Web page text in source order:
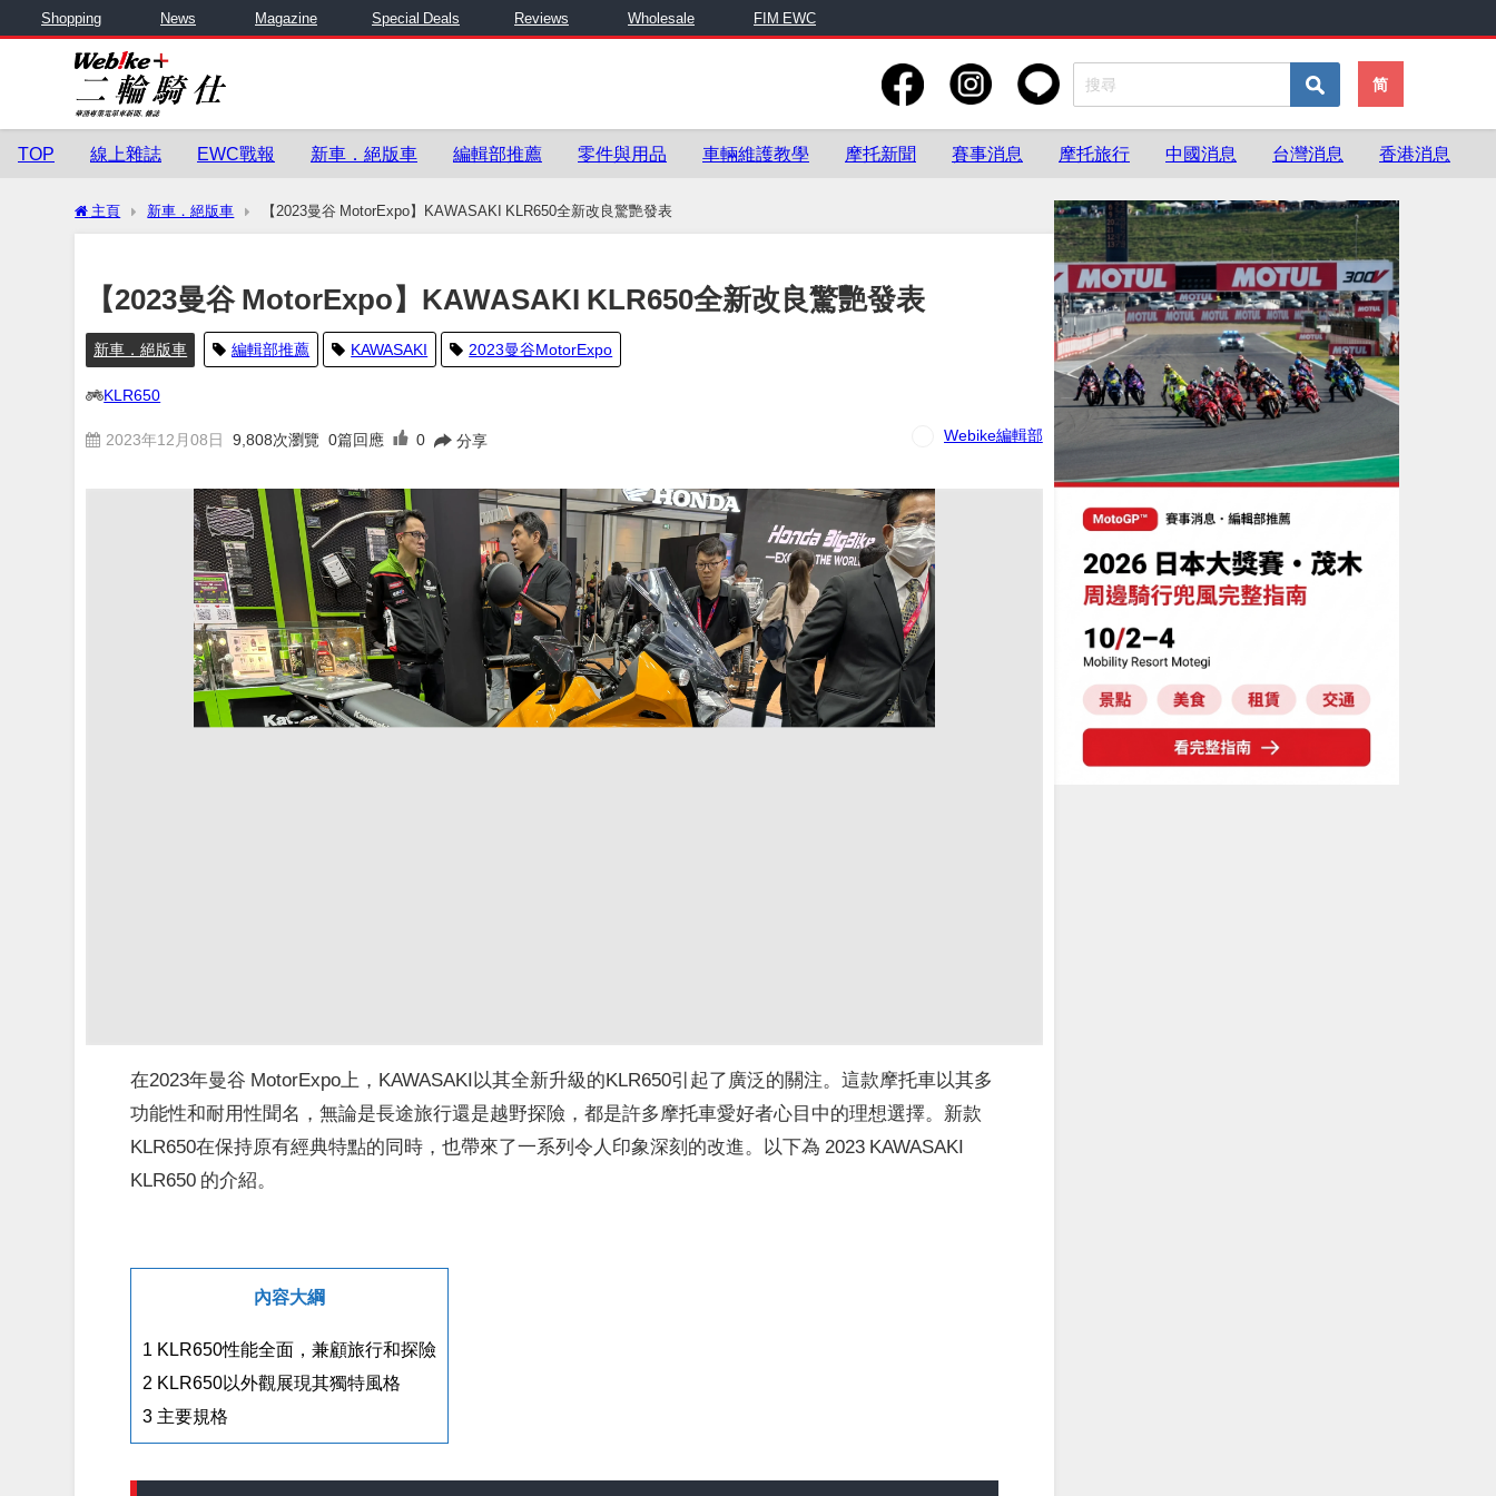
Shopping News Magazine Special Deals Reviews Wholesale FIM EWC
简
TOP 線上雜誌 EWC戰報 新車．絕版車 編輯部推薦 零件與用品 車輛維護教學 摩托新聞 賽事消息 摩托旅行 中國消息 台灣消息 香港消息
主頁 新車．絕版車 【2023曼谷 MotorExpo】KAWASAKI KLR650全新改良驚艷發表
【2023曼谷 MotorExpo】KAWASAKI KLR650全新改良驚艷發表
新車．絕版車 編輯部推薦 KAWASAKI 2023曼谷MotorExpo
KLR650
2023年12月08日 9,808次瀏覽 0篇回應 0 分享 Webike編輯部
在2023年曼谷 MotorExpo 上，KAWASAKI以其全新升級的KLR650引起了廣泛的關注。這款摩托車以其多
功能性和耐用性聞名，無論是長途旅行還是越野探險，都是許多摩托車愛好者心目中的理想選擇。新款
KLR650在保持原有經典特點的同時，也帶來了一系列令人印象深刻的改進。以下為 2023 KAWASAKI
KLR650 的介紹。
內容大綱
1 KLR650性能全面，兼顧旅行和探險
2 KLR650以外觀展現其獨特風格
3 主要規格